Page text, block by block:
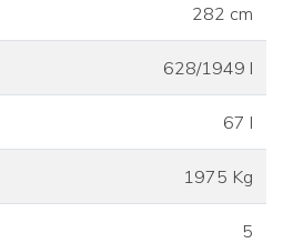
282 cm
628/1949 l
67 l
1975 Kg
5